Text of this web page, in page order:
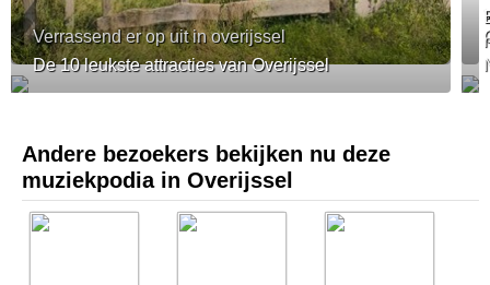
Verrassend er op uit in overijssel
De 10 leukste attracties van Overijssel
Andere bezoekers bekijken nu deze
muziekpodia in Overijssel